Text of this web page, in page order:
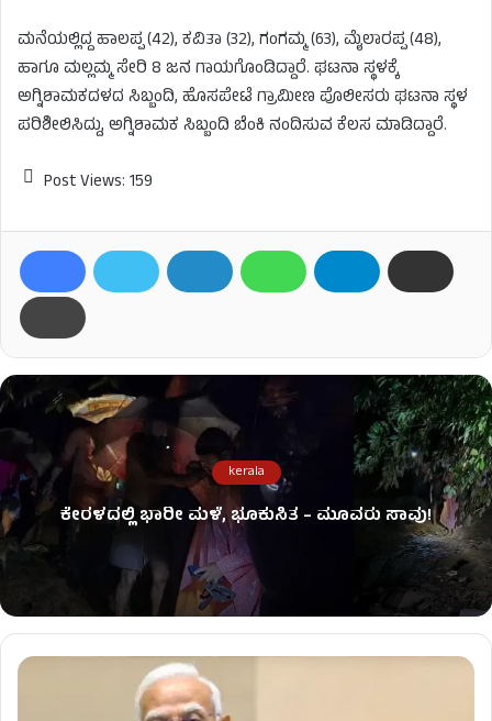
ಮನೆಯಲ್ಲಿದ್ದ ಹಾಲಪ್ಪ (42), ಕವಿತಾ (32), ಗಂಗಮ್ಮ (63), ಮೈಲಾರಪ್ಪ (48),
ಹಾಗೂ ಮಲ್ಲಮ್ಮ ಸೇರಿ 8 ಜನ ಗಾಯಗೊಂಡಿದ್ದಾರೆ. ಘಟನಾ ಸ್ಥಳಕ್ಕೆ
ಅಗ್ನಿಶಾಮಕದಳದ ಸಿಬ್ಬಂದಿ, ಹೊಸಪೇಟೆ ಗ್ರಾಮೀಣ ಪೊಲೀಸರು ಘಟನಾ ಸ್ಥಳ
ಪರಿಶೀಲಿಸಿದ್ದು, ಅಗ್ನಿಶಾಮಕ ಸಿಬ್ಬಂದಿ ಬೆಂಕಿ ನಂದಿಸುವ ಕೆಲಸ ಮಾಡಿದ್ದಾರೆ.
Post Views: 159
kerala
ಕೇರಳದಲ್ಲಿ ಭಾರೀ ಮಳೆ, ಭೂಕುಸಿತ – ಮೂವರು ಸಾವು!